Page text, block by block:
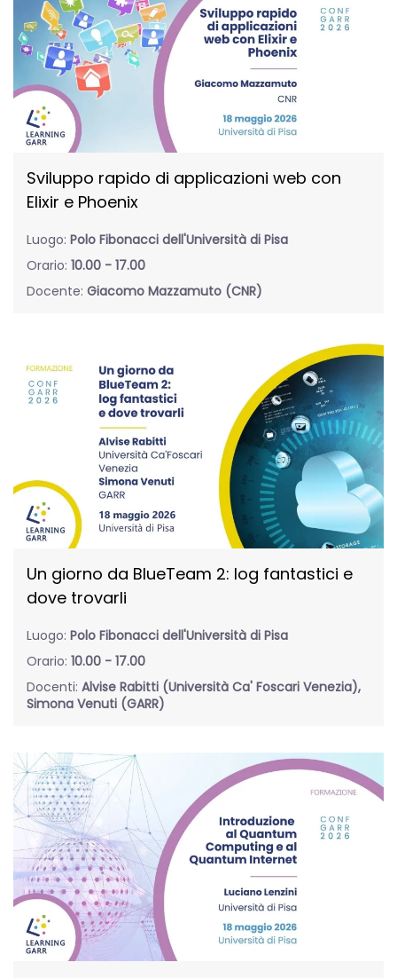
Sviluppo rapido di applicazioni web con
Elixir e Phoenix
Luogo: Polo Fibonacci dell'Università di Pisa
Orario: 10.00 - 17.00
Docente: Giacomo Mazzamuto (CNR)
Un giorno da BlueTeam 2: log fantastici e
dove trovarli
Luogo: Polo Fibonacci dell'Università di Pisa
Orario: 10.00 - 17.00
Docenti: Alvise Rabitti (Università Ca' Foscari Venezia),
Simona Venuti (GARR)